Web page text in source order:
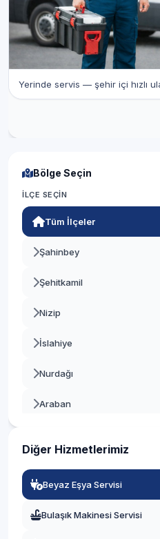
Yerinde servis — şehir içi hızlı
Bölge Seçin
İLÇE SEÇIN
Tüm İlçeler
Şahinbey
Şehitkamil
Nizip
İslahiye
Nurdağı
Araban
Diğer Hizmetlerimiz
Beyaz Eşya Servisi
Bulaşık Makinesi Servisi